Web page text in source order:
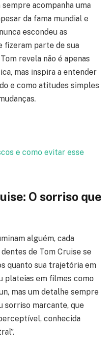
acompanha uma
da fama mundial e
escondeu as
fizeram parte de sua
revela não é apenas
mas inspira a entender
e como atitudes simples
e como evitar esse
O sorriso que
alguém, cada
de Tom Cruise se
quanto sua trajetória em
plateias em filmes como
mas um detalhe sempre
sorriso marcante, que
conhecida